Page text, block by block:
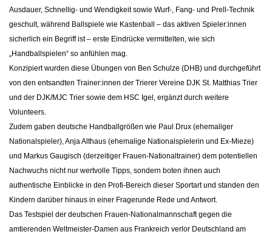
Ausdauer, Schnellig- und Wendigkeit sowie Wurf-, Fang- und Prell-Technik
geschult, während Ballspiele wie Kastenball – das aktiven Spieler:innen
sicherlich ein Begriff ist – erste Eindrücke vermittelten, wie sich
„Handballspielen“ so anfühlen mag.
Konzipiert wurden diese Übungen von Ben Schulze (DHB) und durchgeführt
von den entsandten Trainer:innen der Trierer Vereine DJK St. Matthias Trier
und der DJK/MJC Trier sowie dem HSC Igel, ergänzt durch weitere
Volunteers.
Zudem gaben deutsche Handballgrößen wie Paul Drux (ehemaliger
Nationalspieler), Anja Althaus (ehemalige Nationalspielerin und Ex-Mieze)
und Markus Gaugisch (derzeitiger Frauen-Nationaltrainer) dem potentiellen
Nachwuchs nicht nur wertvolle Tipps, sondern boten ihnen auch
authentische Einblicke in den Profi-Bereich dieser Sportart und standen den
Kindern darüber hinaus in einer Fragerunde Rede und Antwort.
Das Testspiel der deutschen Frauen-Nationalmannschaft gegen die
amtierenden Weltmeister-Damen aus Frankreich verlor Deutschland am